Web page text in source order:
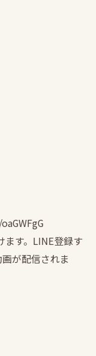
ます。LINE登録す
が配信されま